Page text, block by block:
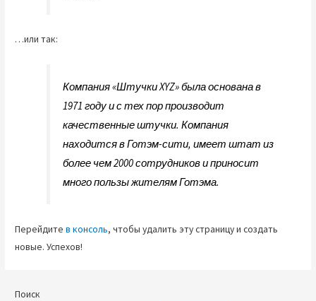
…или так:
Компания «Штучки XYZ» была основана в
1971 году и с тех пор производит
качественные штучки. Компания
находится в Готэм-сити, имеет штат из
более чем 2000 сотрудников и приносит
много пользы жителям Готэма.
Перейдитев консоль, чтобы удалить эту страницу и создать
новые. Успехов!
Поиск